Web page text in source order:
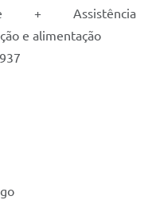
+ Assistência
e alimentação